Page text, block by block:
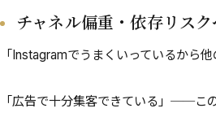
チャネル偏重・依存リス
「Instagramでうまくいっているから他
「広告で十分集客できている」──こ